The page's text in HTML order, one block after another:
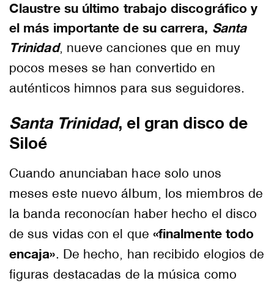
Claustre su último trabajo discográfico y
el más importante de su carrera, Santa
Trinidad, nueve canciones que en muy
pocos meses se han convertido en
auténticos himnos para sus seguidores.
Santa Trinidad, el gran disco de
Siloé
Cuando anunciaban hace solo unos
meses este nuevo álbum, los miembros de
la banda reconocían haber hecho el disco
de sus vidas con el que «finalmente todo
encaja». De hecho, han recibido elogios de
figuras destacadas de la música como